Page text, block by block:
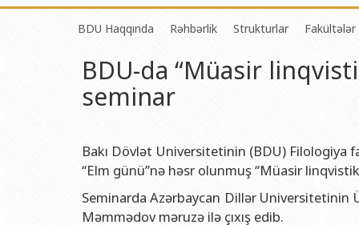
BDU Haqqında
BDU-nun tarixi
BDU-nun Missiya və Strateji inkişaf planı
Akkreditasiya haqqında Sertifikat
BDU-nun üzv olduğu beynəlxalq təşkilatlar
BDU-nun qrant layihələri
Rəhbərlik
Rektor
Dekanlar
Həmkarlar İttifaqı Komitəsi
Tədris Metodiki Şura
Strukturlar
Tədrisin təşkili və
Beynəlxalq əlaqələr
Xarici tələbələrlə iş
İctimaiyyətlə
Fakültələr
Kimya
BDU-da “Müasir
seminar
Bakı Dövlət Universitetinin (BDU) Filologiya
“Elm günü”nə həsr olunmuş “Müasir
Seminarda Azərbaycan Dillər
Məmmədov məruzə ilə çıxış edib.